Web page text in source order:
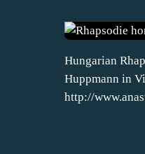
Hungarian
Huppmann in
http://